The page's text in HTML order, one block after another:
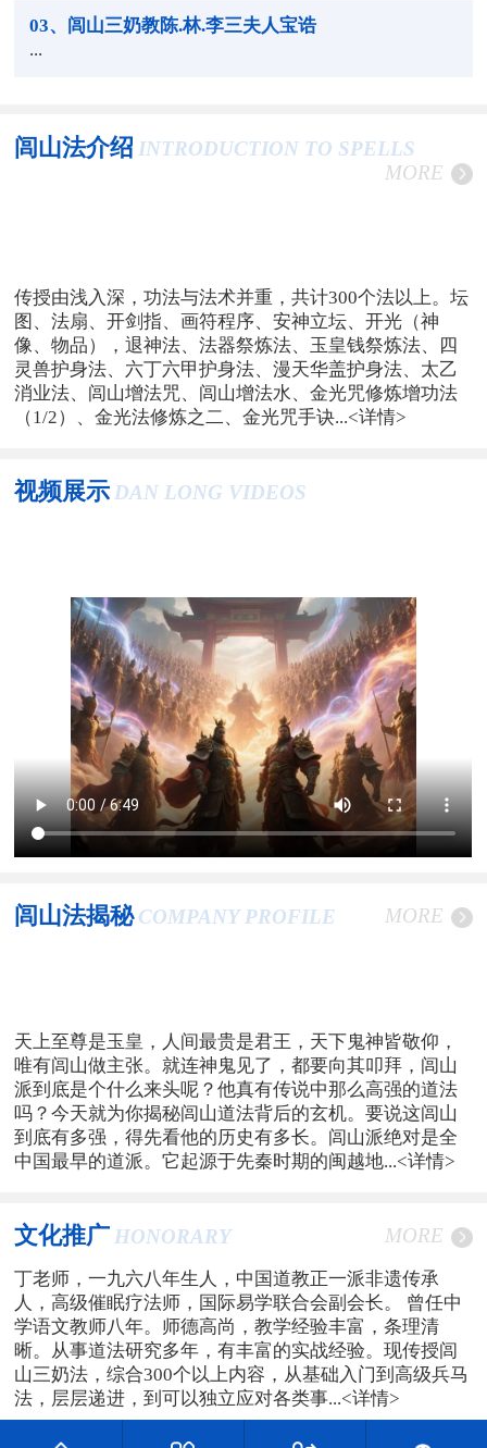
03、闾山三奶教陈.林.李三夫人宝诰
...
闾山法介绍 INTRODUCTION TO SPELLS
MORE
传授由浅入深，功法与法术并重，共计300个法以上。坛
图、法扇、开剑指、画符程序、安神立坛、开光（神
像、物品），退神法、法器祭炼法、玉皇钱祭炼法、四
灵兽护身法、六丁六甲护身法、漫天华盖护身法、太乙
消业法、闾山增法咒、闾山增法水、金光咒修炼增功法
（1/2）、金光法修炼之二、金光咒手诀...<详情>
视频展示 DAN LONG VIDEOS
闾山法揭秘 COMPANY PROFILE MORE
天上至尊是玉皇，人间最贵是君王，天下鬼神皆敬仰，
唯有闾山做主张。就连神鬼见了，都要向其叩拜，闾山
派到底是个什么来头呢？他真有传说中那么高强的道法
吗？今天就为你揭秘闾山道法背后的玄机。要说这闾山
到底有多强，得先看他的历史有多长。闾山派绝对是全
中国最早的道派。它起源于先秦时期的闽越地...<详情>
文化推广 HONORARY MORE
丁老师，一九六八年生人，中国道教正一派非遗传承
人，高级催眠疗法师，国际易学联合会副会长。 曾任中
学语文教师八年。师德高尚，教学经验丰富，条理清
晰。从事道法研究多年，有丰富的实战经验。现传授闾
山三奶法，综合300个以上内容，从基础入门到高级兵马
法，层层递进，到可以独立应对各类事...<详情>